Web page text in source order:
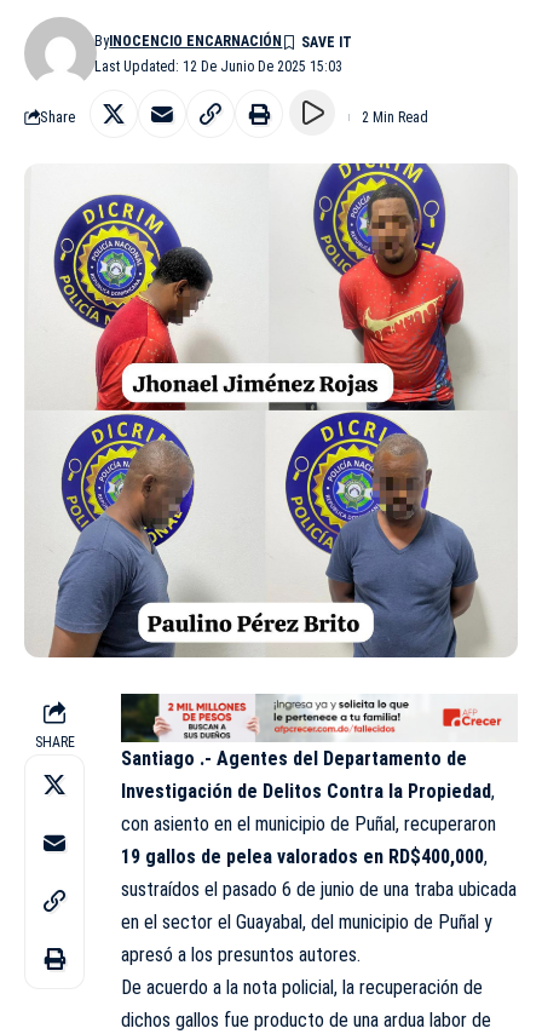
Last Updated: 12 De Junio De 2025 15:03
ByINOCENCIO ENCARNACIÓN
Share 2 Min Read
SHARE
Santiago .- Agentes del Departamento de
Investigación de Delitos Contra la Propiedad,
con asiento en el municipio de Puñal, recuperaron
19 gallos de pelea valorados en RD$400,000,
sustraídos el pasado 6 de junio de una traba ubicada
en el sector el Guayabal, del municipio de Puñal y
apresó a los presuntos autores.
De acuerdo a la nota policial, la recuperación de
dichos gallos fue producto de una ardua labor de